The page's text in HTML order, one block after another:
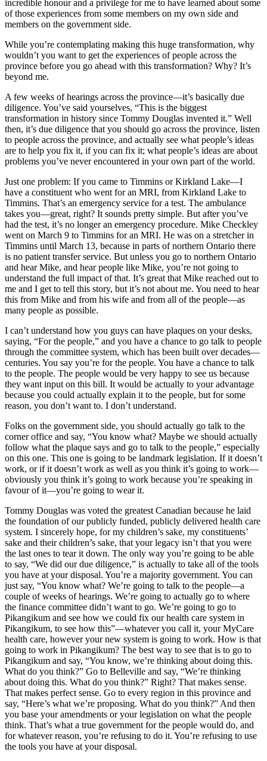
incredible honour and a privilege for me to have learned about some
of those experiences from some members on my own side and
members on the government side.
While you’re contemplating making this huge transformation, why
wouldn’t you want to get the experiences of people across the
province before you go ahead with this transformation? Why? It’s
beyond me.
A few weeks of hearings across the province—it’s basically due
diligence. You’ve said yourselves, “This is the biggest
transformation in history since Tommy Douglas invented it.” Well
then, it’s due diligence that you should go across the province, listen
to people across the province, and actually see what people’s ideas
are to help you fix it, if you can fix it; what people’s ideas are about
problems you’ve never encountered in your own part of the world.
Just one problem: If you came to Timmins or Kirkland Lake—I
have a constituent who went for an MRI, from Kirkland Lake to
Timmins. That’s an emergency service for a test. The ambulance
takes you—great, right? It sounds pretty simple. But after you’ve
had the test, it’s no longer an emergency procedure. Mike Checkley
went on March 9 to Timmins for an MRI. He was on a stretcher in
Timmins until March 13, because in parts of northern Ontario there
is no patient transfer service. But unless you go to northern Ontario
and hear Mike, and hear people like Mike, you’re not going to
understand the full impact of that. It’s great that Mike reached out to
me and I get to tell this story, but it’s not about me. You need to hear
this from Mike and from his wife and from all of the people—as
many people as possible.
I can’t understand how you guys can have plaques on your desks,
saying, “For the people,” and you have a chance to go talk to people
through the committee system, which has been built over decades—
centuries. You say you’re for the people. You have a chance to talk
to the people. The people would be very happy to see us because
they want input on this bill. It would be actually to your advantage
because you could actually explain it to the people, but for some
reason, you don’t want to. I don’t understand.
Folks on the government side, you should actually go talk to the
corner office and say, “You know what? Maybe we should actually
follow what the plaque says and go to talk to the people,” especially
on this one. This one is going to be landmark legislation. If it doesn’t
work, or if it doesn’t work as well as you think it’s going to work—
obviously you think it’s going to work because you’re speaking in
favour of it—you’re going to wear it.
Tommy Douglas was voted the greatest Canadian because he laid
the foundation of our publicly funded, publicly delivered health care
system. I sincerely hope, for my children’s sake, my constituents’
sake and their children’s sake, that your legacy isn’t that you were
the last ones to tear it down. The only way you’re going to be able
to say, “We did our due diligence,” is actually to take all of the tools
you have at your disposal. You’re a majority government. You can
just say, “You know what? We’re going to talk to the people—a
couple of weeks of hearings. We’re going to actually go to where
the finance committee didn’t want to go. We’re going to go to
Pikangikum and see how we could fix our health care system in
Pikangikum, to see how this”—whatever you call it, your MyCare
health care, however your new system is going to work. How is that
going to work in Pikangikum? The best way to see that is to go to
Pikangikum and say, “You know, we’re thinking about doing this.
What do you think?” Go to Belleville and say, “We’re thinking
about doing this. What do you think?” Right? That makes sense.
That makes perfect sense. Go to every region in this province and
say, “Here’s what we’re proposing. What do you think?” And then
you base your amendments or your legislation on what the people
think. That’s what a true government for the people would do, and
for whatever reason, you’re refusing to do it. You’re refusing to use
the tools you have at your disposal.